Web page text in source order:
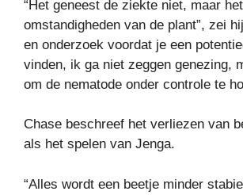
“Het geneest de ziekte niet, maar
omstandigheden van de plant”, zei
en onderzoek voordat je een
vinden, ik ga niet zeggen genezing,
om de nematode onder controle te
Chase beschreef het verliezen van
als het spelen van Jenga.
“Alles wordt een beetje minder